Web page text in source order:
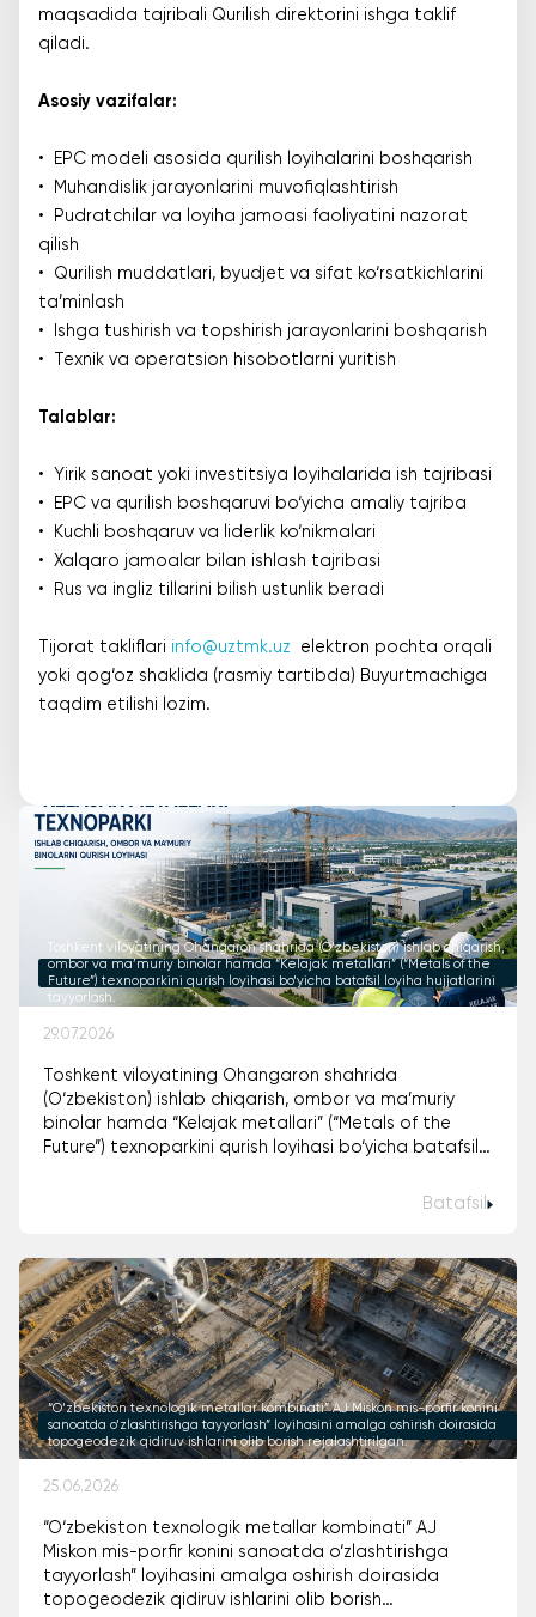
maqsadida tajribali Qurilish direktorini ishga taklif
qiladi.
Asosiy vazifalar:
• EPC modeli asosida qurilish loyihalarini boshqarish
• Muhandislik jarayonlarini muvofiqlashtirish
• Pudratchilar va loyiha jamoasi faoliyatini nazorat
qilish
• Qurilish muddatlari, byudjet va sifat ko‘rsatkichlarini
ta’minlash
• Ishga tushirish va topshirish jarayonlarini boshqarish
• Texnik va operatsion hisobotlarni yuritish
Talablar:
• Yirik sanoat yoki investitsiya loyihalarida ish tajribasi
• EPC va qurilish boshqaruvi bo‘yicha amaliy tajriba
• Kuchli boshqaruv va liderlik ko‘nikmalari
• Xalqaro jamoalar bilan ishlash tajribasi
• Rus va ingliz tillarini bilish ustunlik beradi
Tijorat takliflari info@uztmk.uz elektron pochta orqali
yoki qog‘oz shaklida (rasmiy tartibda) Buyurtmachiga
taqdim etilishi lozim.
Toshkent viloyatining Ohangaron shahrida (O‘zbekiston) ishlab chiqarish,
ombor va ma’muriy binolar hamda “Kelajak metallari” (“Metals of the
Future”) texnoparkini qurish loyihasi bo‘yicha batafsil loyiha hujjatlarini
tayyorlash.
29.07.2026
Toshkent viloyatining Ohangaron shahrida
(O‘zbekiston) ishlab chiqarish, ombor va ma’muriy
binolar hamda “Kelajak metallari” (“Metals of the
Future”) texnoparkini qurish loyihasi bo‘yicha batafsil
Batafsil
“O‘zbekiston texnologik metallar kombinati” AJ Miskon mis-porfir konini
sanoatda o‘zlashtirishga tayyorlash” loyihasini amalga oshirish doirasida
topogeodezik qidiruv ishlarini olib borish rejalashtirilgan.
25.06.2026
“O‘zbekiston texnologik metallar kombinati” AJ
Miskon mis-porfir konini sanoatda o‘zlashtirishga
tayyorlash” loyihasini amalga oshirish doirasida
topogeodezik qidiruv ishlarini olib borish